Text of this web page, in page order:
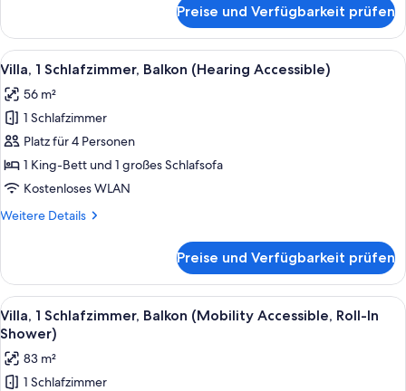
2 Schlafzimmer,
Balkon
Preise und Verfügbarkeit prüfen
Alle
Fotos
für
Villa,
1
Schlafzimmer,
Balkon
Accessible)
Ein Hotelzimmer mit einem großen
5
Villa, 1 Schlafzimmer, Balkon (Hearing Accessible)
56 m²
1 Schlafzimmer
Platz für 4 Personen
1 King-Bett und 1 großes Schlafsofa
Kostenloses WLAN
Weitere Details
Weitere
1
Schlafzimmer,
Balkon
(Hearing
Accessible)
Preise und Verfügbarkeit prüfen
Alle
Fotos
für
Villa,
Ein modernes Hotelzimmer mit
9
Villa, 1 Schlafzimmer, Balkon (Mobility Accessible, Roll-In
Shower)
83 m²
1 Schlafzimmer